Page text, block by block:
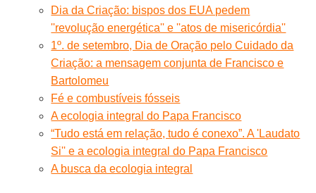
Dia da Criação: bispos dos EUA pedem
''revolução energética'' e ''atos de misericórdia''
1º. de setembro, Dia de Oração pelo Cuidado da
Criação: a mensagem conjunta de Francisco e
Bartolomeu
Fé e combustíveis fósseis
A ecologia integral do Papa Francisco
“Tudo está em relação, tudo é conexo”. A 'Laudato
Si'' e a ecologia integral do Papa Francisco
A busca da ecologia integral